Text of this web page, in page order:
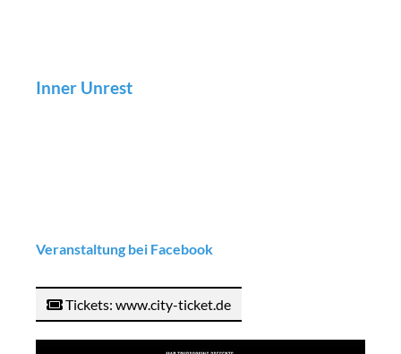
Inner Unrest
Veranstaltung bei Facebook
Tickets: www.city-ticket.de